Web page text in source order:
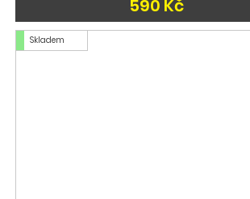
590 Kč
Skladem